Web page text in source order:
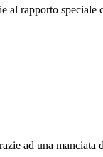
al rapporto speciale
ad una manciata